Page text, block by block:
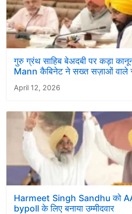
गुरु ग्रंथ साहिब बेअदबी पर कड़ा
Mann कैबिनेट ने सख्त सज़ाओं वाले
April 12, 2026
Harmeet Singh Sandhu को
bypoll के लिए बनाया उम्मीदवार